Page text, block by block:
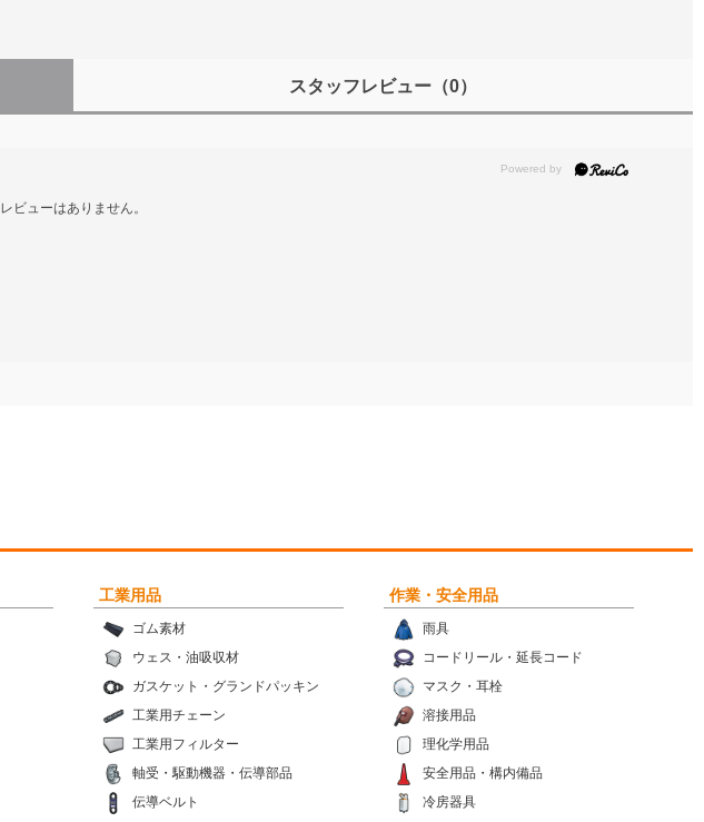
スタッフレビュー （0）
レビューはありません。
工業用品
ゴム素材
ウェス・油吸収材
ガスケット・グランドパッキン
工業用チェーン
工業用フィルター
軸受・駆動機器・伝導部品
伝導ベルト
作業・安全用品
雨具
コードリール・延長コード
マスク・耳栓
溶接用品
理化学用品
安全用品・構内備品
冷房器具